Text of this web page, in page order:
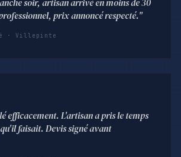
soir, artisan arrivé en moins de 30
prix annoncé respecté."
· Villepinte
efficacement. L'artisan a pris le temps
faisait. Devis signé avant